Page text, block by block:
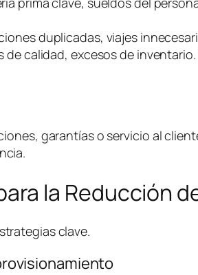
duplicadas, viajes
de calidad, excesos de
garantías o servicio al
la Reducción
clave.